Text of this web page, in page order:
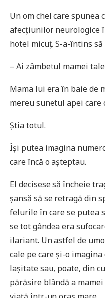
Un om chel care spunea
afecțiunilor neurologice
hotel micuț. S-a-întins
– Ai zâmbetul mamei tale.
Mama lui era în baie de
mereu sunetul apei care
Știa totul.
Își putea imagina
care încă o așteptau.
El decisese să încheie
șansă să se retragă din
felurile în care se putea
se tot gândea era
ilariant. Un astfel de
cale pe care și-o
lașitate sau, poate, din
părăsire blândă a